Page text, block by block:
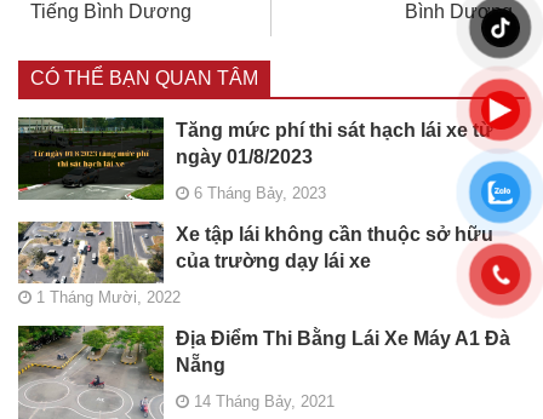
Tiếng Bình Dương Bình Dương
CÓ THỂ BẠN QUAN TÂM
Tăng mức phí thi sát hạch lái xe từ
ngày 01/8/2023
6 Tháng Bảy, 2023
Xe tập lái không cần thuộc sở hữu
của trường dạy lái xe
1 Tháng Mười, 2022
Địa Điểm Thi Bằng Lái Xe Máy A1 Đà
Nẵng
14 Tháng Bảy, 2021